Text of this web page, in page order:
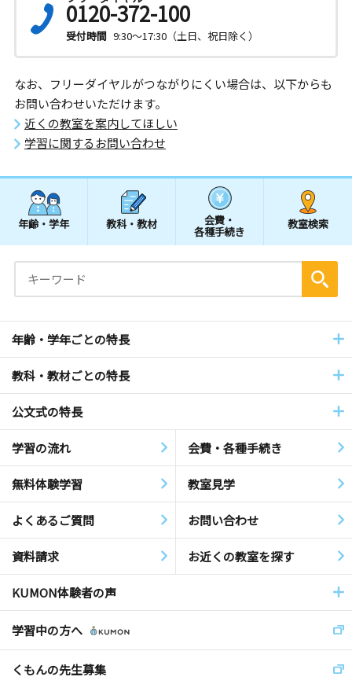
0120-372-100
受付時間 9:30～17:30（土日、祝日除く）
なお、フリーダイヤルがつながりにくい場合は、以下からも
お問い合わせいただけます。
近くの教室を案内してほしい
学習に関するお問い合わせ
年齢・学年 教科・教材 会費・
各種手続き
教室検索
年齢・学年ごとの特長
教科・教材ごとの特長
公文式の特長
学習の流れ 会費・各種手続き
無料体験学習 教室見学
よくあるご質問 お問い合わせ
資料請求 お近くの教室を探す
KUMON体験者の声
学習中の方へ
くもんの先生募集